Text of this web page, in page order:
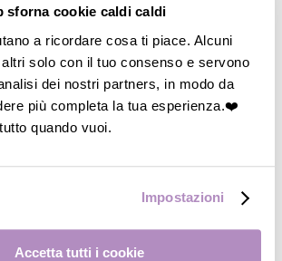
sforna cookie caldi caldi
a ricordare cosa ti piace. Alcuni
solo con il tuo consenso e servono
dei nostri partners, in modo da
più completa la tua esperienza.❤️
quando vuoi.
Impostazioni
Accetta tutti i cookie